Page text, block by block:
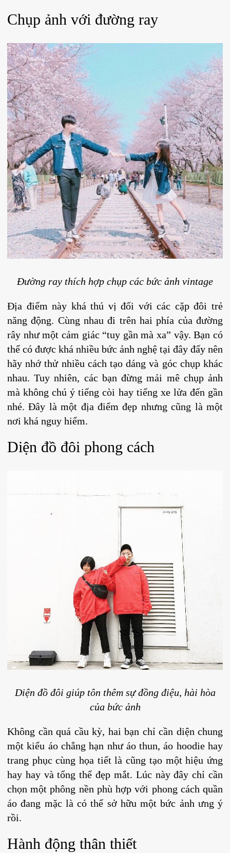
Chụp ảnh với đường ray
Đường ray thích hợp chụp các bức ảnh vintage
Địa điểm này khá thú vị đối với các cặp đôi trẻ
năng động. Cùng nhau đi trên hai phía của đường
rây như một cảm giác “tuy gần mà xa” vậy. Bạn có
thể có được khá nhiều bức ảnh nghệ tại đây đấy nên
hãy nhớ thử nhiều cách tạo dáng và góc chụp khác
nhau. Tuy nhiên, các bạn đừng mải mê chụp ảnh
mà không chú ý tiếng còi hay tiếng xe lửa đến gần
nhé. Đây là một địa điểm đẹp nhưng cũng là một
nơi khá nguy hiểm.
Diện đồ đôi phong cách
Diện đồ đôi giúp tôn thêm sự đồng điệu, hài hòa
của bức ảnh
Không cần quá cầu kỳ, hai bạn chỉ cần diện chung
một kiểu áo chẳng hạn như áo thun, áo hoodie hay
trang phục cùng họa tiết là cũng tạo một hiệu ứng
hay hay và tổng thể đẹp mắt. Lúc này đây chỉ cần
chọn một phông nền phù hợp với phong cách quần
áo đang mặc là có thể sở hữu một bức ảnh ưng ý
rồi.
Hành động thân thiết